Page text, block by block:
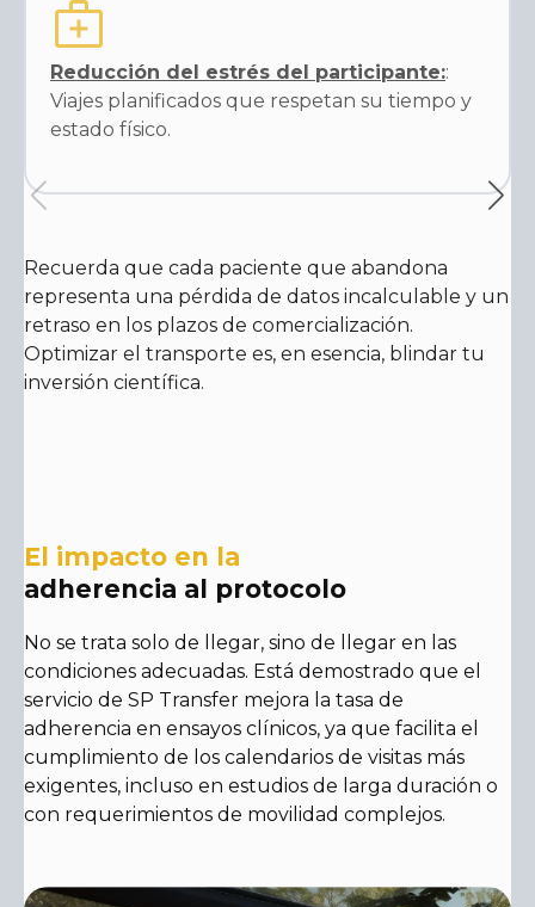
Reducción del estrés del participante::
Viajes planificados que respetan su tiempo y
estado físico.
Recuerda que cada paciente que abandona
representa una pérdida de datos incalculable y un
retraso en los plazos de comercialización.
Optimizar el transporte es, en esencia, blindar tu
inversión científica.
El impacto en la
adherencia al protocolo
No se trata solo de llegar, sino de llegar en las
condiciones adecuadas. Está demostrado que el
servicio de SP Transfer mejora la tasa de
adherencia en ensayos clínicos, ya que facilita el
cumplimiento de los calendarios de visitas más
exigentes, incluso en estudios de larga duración o
con requerimientos de movilidad complejos.